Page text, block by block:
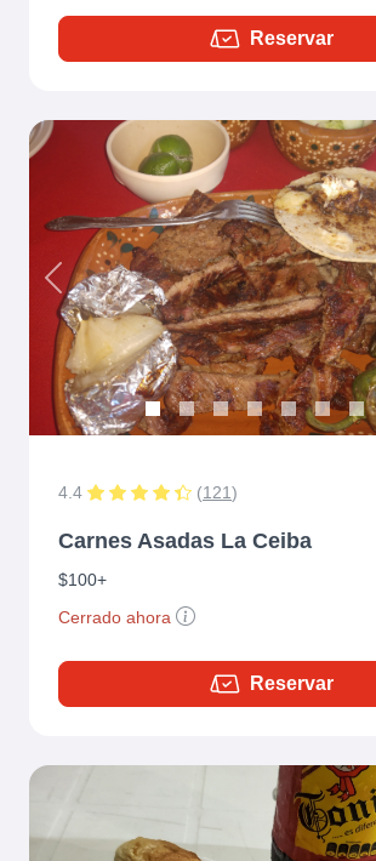
Reservar
Previous
4.4 (121)
Carnes Asadas La Ceiba
$100+
Cerrado ahora
Reservar